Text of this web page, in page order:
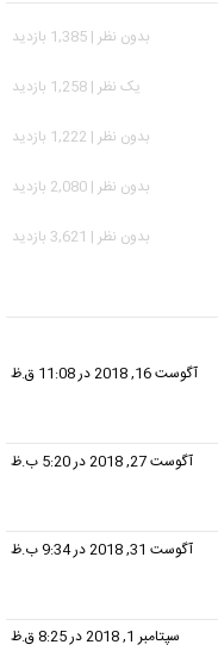
بدون نظر | 1,385 بازدید
يک نظر | 1,258 بازدید
بدون نظر | 1,222 بازدید
بدون نظر | 2,080 بازدید
بدون نظر | 3,621 بازدید
آگوست 16, 2018 در 11:08 ق.ظ
آگوست 27, 2018 در 5:20 ب.ظ
آگوست 31, 2018 در 9:34 ب.ظ
سپتامبر 1, 2018 در 8:25 ق.ظ